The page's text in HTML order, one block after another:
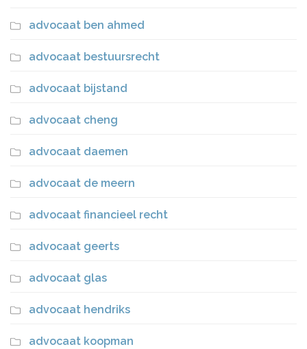
advocaat ben ahmed
advocaat bestuursrecht
advocaat bijstand
advocaat cheng
advocaat daemen
advocaat de meern
advocaat financieel recht
advocaat geerts
advocaat glas
advocaat hendriks
advocaat koopman